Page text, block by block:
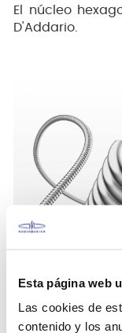
Esta página web
Las cookies de
contenido y los
El núcleo
D'Addario.
entorchado
estabilidad
durabilidad y